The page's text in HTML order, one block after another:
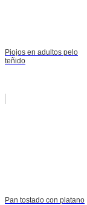
Piojos en adultos pelo
teñido
Pan tostado con platano